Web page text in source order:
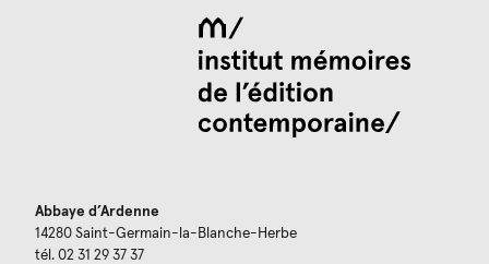
Abbaye d’Ardenne
14280 Saint-Germain-la-Blanche-Herbe
tél. 02 31 29 37 37